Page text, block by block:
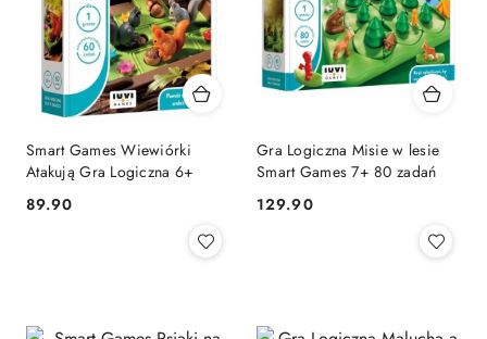
Smart Games Wiewiórki
Atakują Gra Logiczna 6+
Cena:
89.90
Gra Logiczna Misie w lesie
Smart Games 7+ 80 zadań
Cena:
129.90